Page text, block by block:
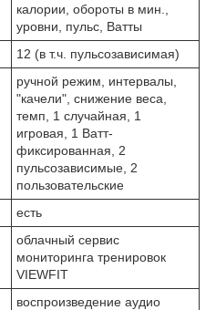
калории, обороты в мин.,
уровни, пульс, Ватты
12 (в т.ч. пульсозависимая)
ручной режим, интервалы,
"качели", снижение веса,
темп, 1 случайная, 1
игровая, 1 Ватт-
фиксированная, 2
пульсозависимые, 2
пользовательские
есть
облачный сервис
мониторинга тренировок
VIEWFIT
воспроизведение аудио